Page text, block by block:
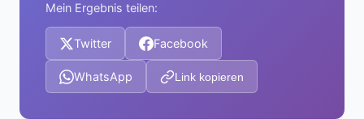
Mein Ergebnis teilen:
Twitter Facebook
WhatsApp Link kopieren